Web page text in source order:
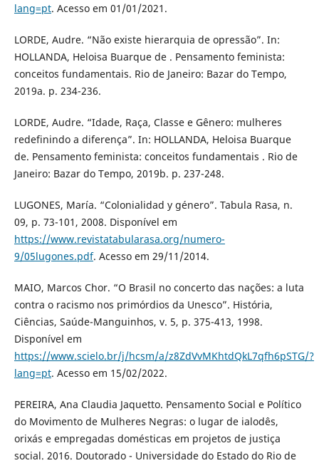
lang=pt. Acesso em 01/01/2021.
LORDE, Audre. “Não existe hierarquia de opressão”. In:
HOLLANDA, Heloisa Buarque de . Pensamento feminista:
conceitos fundamentais. Rio de Janeiro: Bazar do Tempo,
2019a. p. 234-236.
LORDE, Audre. “Idade, Raça, Classe e Gênero: mulheres
redefinindo a diferença”. In: HOLLANDA, Heloisa Buarque
de. Pensamento feminista: conceitos fundamentais . Rio de
Janeiro: Bazar do Tempo, 2019b. p. 237-248.
LUGONES, María. “Colonialidad y género”. Tabula Rasa, n.
09, p. 73-101, 2008. Disponível em
https://www.revistatabularasa.org/numero-
9/05lugones.pdf. Acesso em 29/11/2014.
MAIO, Marcos Chor. “O Brasil no concerto das nações: a luta
contra o racismo nos primórdios da Unesco”. História,
Ciências, Saúde-Manguinhos, v. 5, p. 375-413, 1998.
Disponível em
https://www.scielo.br/j/hcsm/a/z8ZdVvMKhtdQkL7qfh6pSTG/?
lang=pt. Acesso em 15/02/2022.
PEREIRA, Ana Claudia Jaquetto. Pensamento Social e Político
do Movimento de Mulheres Negras: o lugar de ialodês,
orixás e empregadas domésticas em projetos de justiça
social. 2016. Doutorado - Universidade do Estado do Rio de